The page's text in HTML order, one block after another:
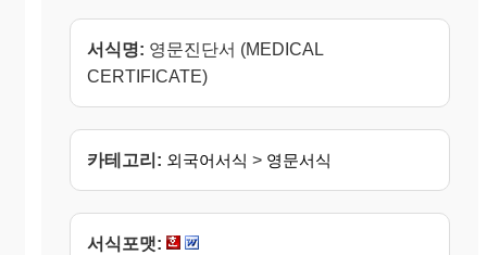
서식명: 영문진단서 (MEDICAL
CERTIFICATE)
카테고리: 외국어서식 > 영문서식
서식포맷: